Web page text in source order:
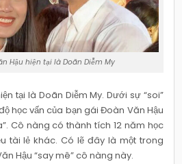
Hậu hiện tại là Doãn Diễm My
tại là Doãn Diễm My. Dưới sự “soi”
học vấn của bạn gái Đoàn Văn Hậu
Cô nàng có thành tích 12 năm học
tài lẻ khác. Có lẽ đây là một trong
Hậu “say mê” cô nàng này.